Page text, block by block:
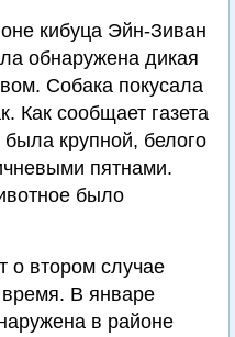
кибуца Эйн-Зиван
обнаружена дикая
Собака покусала
Как сообщает газета
крупной, белого
пятнами.
было
о втором случае
В январе
в районе